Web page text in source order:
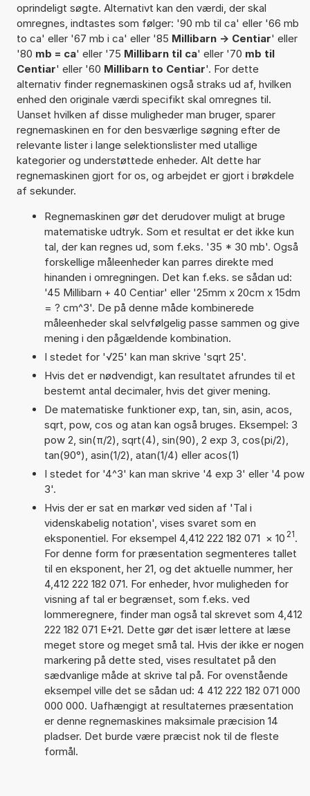
oprindeligt søgte. Alternativt kan den værdi, der skal
omregnes, indtastes som følger: '90 mb til ca' eller '66 mb
to ca' eller '67 mb i ca' eller '85 Millibarn -> Centiar' eller
'80 mb = ca' eller '75 Millibarn til ca' eller '70 mb til
Centiar' eller '60 Millibarn to Centiar'. For dette
alternativ finder regnemaskinen også straks ud af, hvilken
enhed den originale værdi specifikt skal omregnes til.
Uanset hvilken af disse muligheder man bruger, sparer
regnemaskinen en for den besværlige søgning efter de
relevante lister i lange selektionslister med utallige
kategorier og understøttede enheder. Alt dette har
regnemaskinen gjort for os, og arbejdet er gjort i brøkdele
af sekunder.
Regnemaskinen gør det derudover muligt at bruge
matematiske udtryk. Som et resultat er det ikke kun
tal, der kan regnes ud, som f.eks. '35 * 30 mb'. Også
forskellige måleenheder kan parres direkte med
hinanden i omregningen. Det kan f.eks. se sådan ud:
'45 Millibarn + 40 Centiar' eller '25mm x 20cm x 15dm
= ? cm^3'. De på denne måde kombinerede
måleenheder skal selvfølgelig passe sammen og give
mening i den pågældende kombination.
I stedet for '√25' kan man skrive 'sqrt 25'.
Hvis det er nødvendigt, kan resultatet afrundes til et
bestemt antal decimaler, hvis det giver mening.
De matematiske funktioner exp, tan, sin, asin, acos,
sqrt, pow, cos og atan kan også bruges. Eksempel: 3
pow 2, sin(π/2), sqrt(4), sin(90), 2 exp 3, cos(pi/2),
tan(90°), asin(1/2), atan(1/4) eller acos(1)
I stedet for '4^3' kan man skrive '4 exp 3' eller '4 pow
3'.
Hvis der er sat en markør ved siden af 'Tal i
videnskabelig notation', vises svaret som en
eksponentiel. For eksempel 4,412 222 182 071 × 10 21.
For denne form for præsentation segmenteres tallet
til en eksponent, her 21, og det aktuelle nummer, her
4,412 222 182 071. For enheder, hvor muligheden for
visning af tal er begrænset, som f.eks. ved
lommeregnere, finder man også tal skrevet som 4,412
222 182 071 E+21. Dette gør det især lettere at læse
meget store og meget små tal. Hvis der ikke er nogen
markering på dette sted, vises resultatet på den
sædvanlige måde at skrive tal på. For ovenstående
eksempel ville det se sådan ud: 4 412 222 182 071 000
000 000. Uafhængigt at resultaternes præsentation
er denne regnemaskines maksimale præcision 14
pladser. Det burde være præcist nok til de fleste
formål.